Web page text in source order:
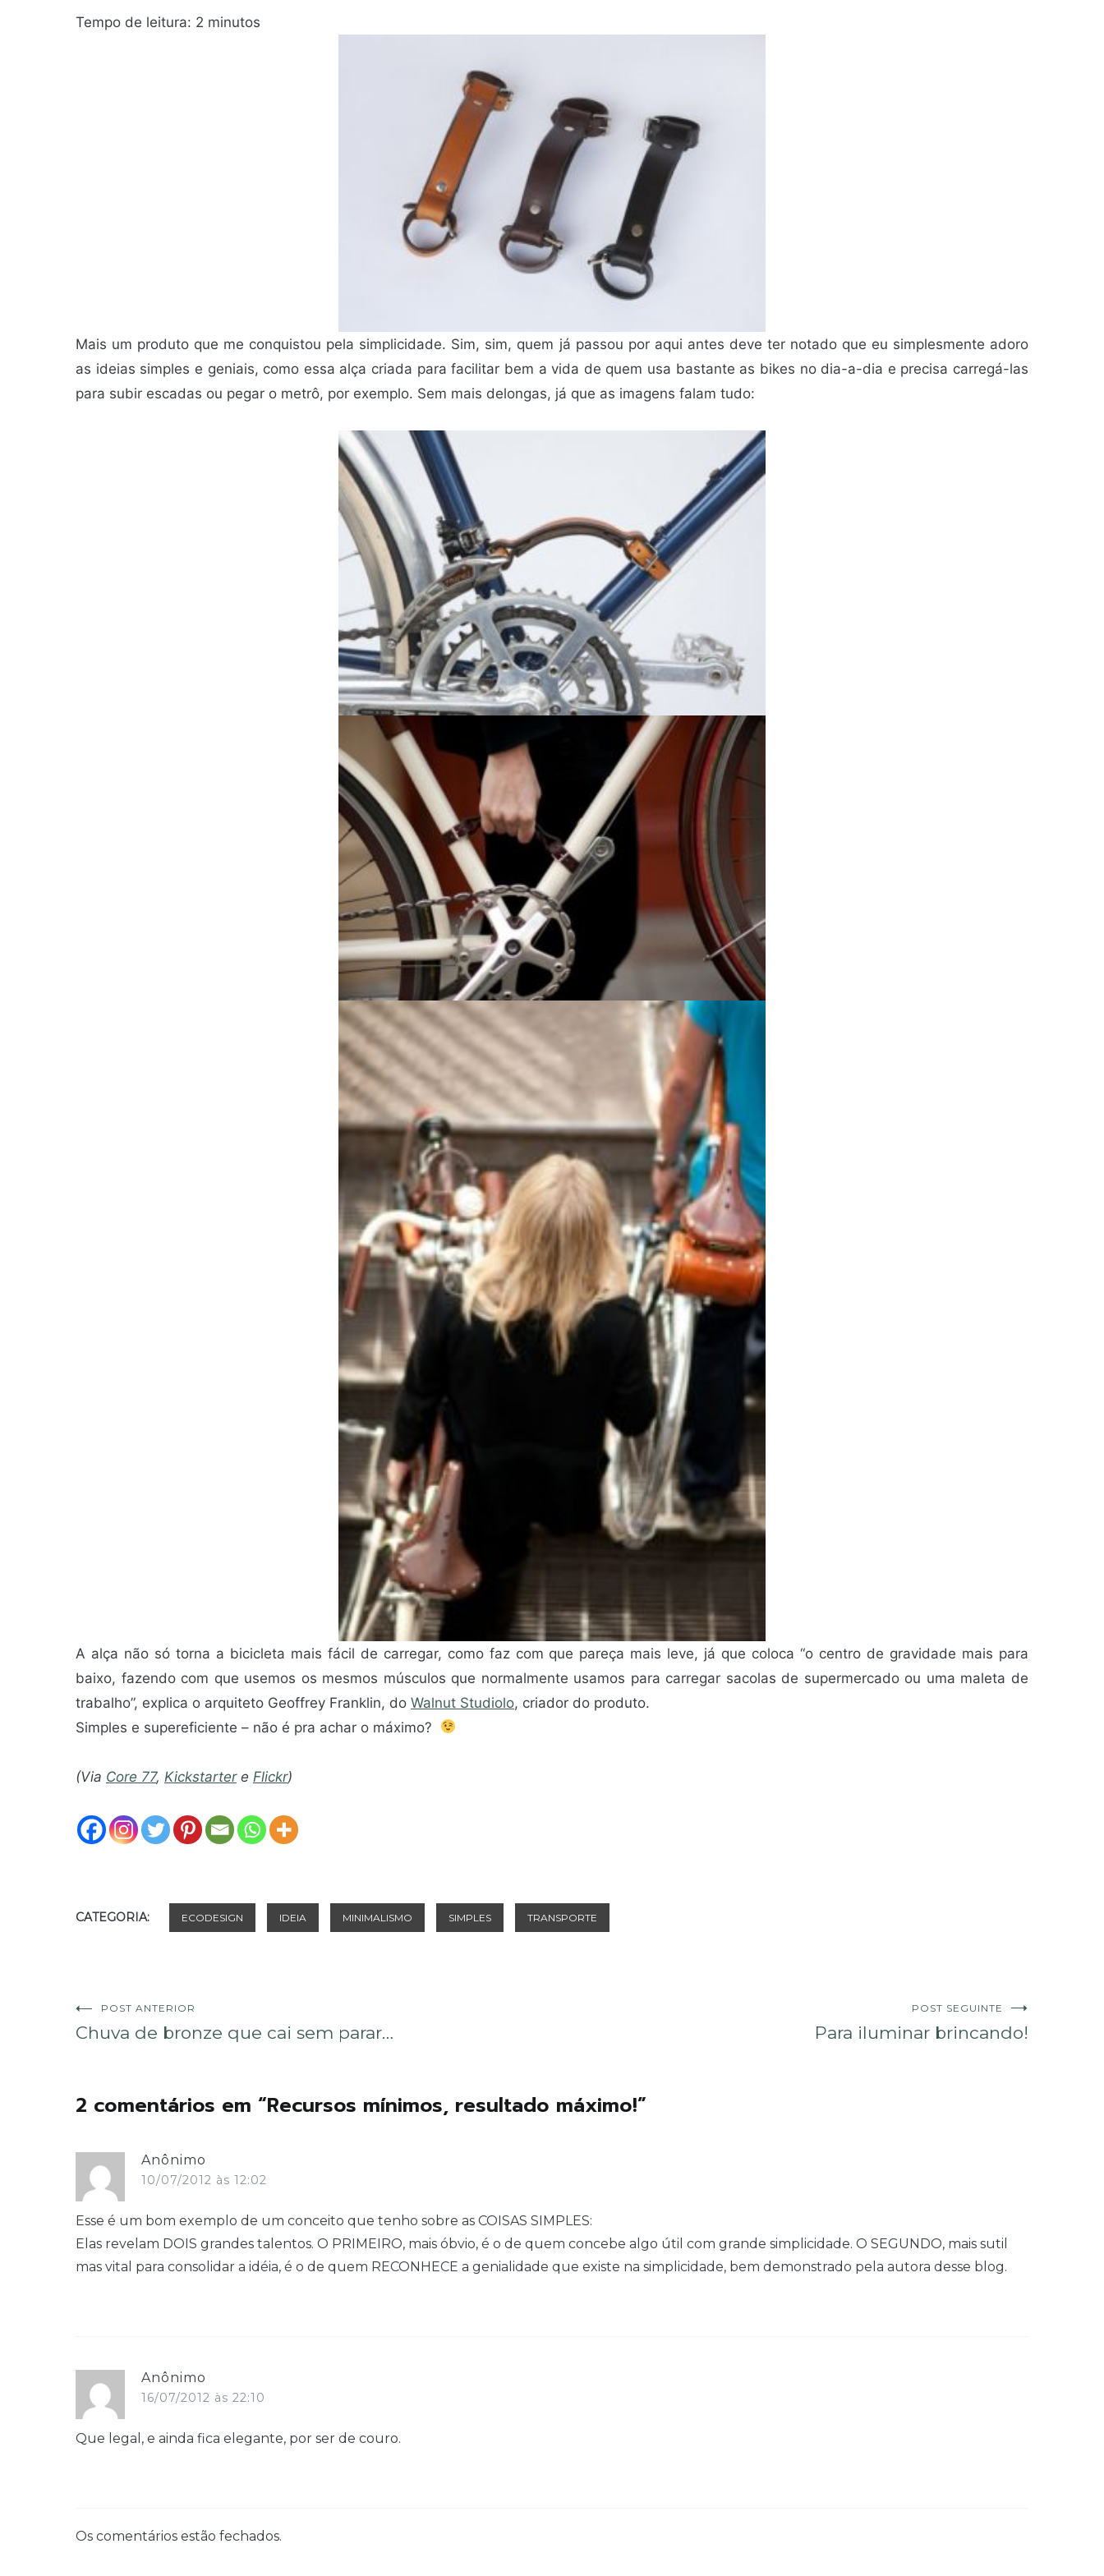
Tempo de leitura: 2 minutos
Mais um produto que me conquistou pela simplicidade. Sim, sim, quem já passou por aqui antes deve ter notado que eu simplesmente adoro
as ideias simples e geniais, como essa alça criada para facilitar bem a vida de quem usa bastante as bikes no dia-a-dia e precisa carregá-las
para subir escadas ou pegar o metrô, por exemplo. Sem mais delongas, já que as imagens falam tudo:
A alça não só torna a bicicleta mais fácil de carregar, como faz com que pareça mais leve, já que coloca “o centro de gravidade mais para
baixo, fazendo com que usemos os mesmos músculos que normalmente usamos para carregar sacolas de supermercado ou uma maleta de
trabalho”, explica o arquiteto Geoffrey Franklin, do Walnut Studiolo, criador do produto.
Simples e supereficiente – não é pra achar o máximo?
(Via Core 77, Kickstartere Flickr)
CATEGORIA: ECODESIGN IDEIA MINIMALISMO SIMPLES TRANSPORTE
Navegação
Post
POST ANTERIOR
Chuva de bronze que cai sem parar…
POST SEGUINTE
Para iluminar brincando!
2 comentários em “Recursos mínimos, resultado máximo!”
Anônimo
10/07/2012 às 12:02
Esse é um bom exemplo de um conceito que tenho sobre as COISAS SIMPLES:
Elas revelam DOIS grandes talentos. O PRIMEIRO, mais óbvio, é o de quem concebe algo útil com grande simplicidade. O SEGUNDO, mais sutil
mas vital para consolidar a idéia, é o de quem RECONHECE a genialidade que existe na simplicidade, bem demonstrado pela autora desse blog.
Anônimo
16/07/2012 às 22:10
Que legal, e ainda fica elegante, por ser de couro.
Os comentários estão fechados.